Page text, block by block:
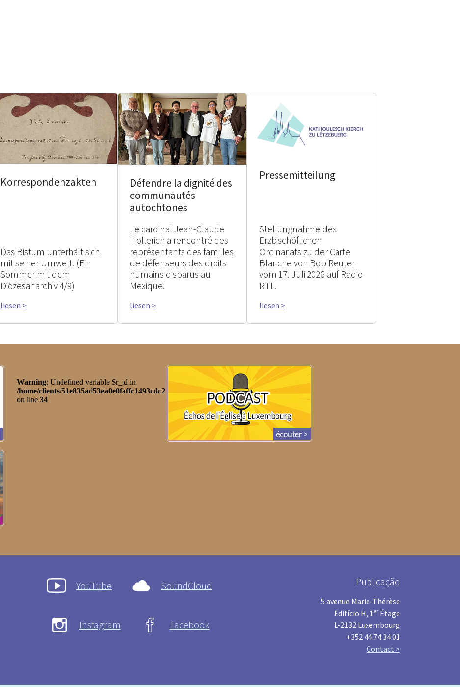
Korrespondenzakten
Das Bistum unterhält sich
mit seiner Umwelt. (Ein
Sommer mit dem
Diözesanarchiv 4/9)
liesen >
Défendre la dignité des
communautés
autochtones
Le cardinal Jean-Claude
Hollerich a rencontré des
représentants des familles
de défenseurs des droits
humains disparus au
Mexique.
liesen >
Pressemitteilung
Stellungnahme des
Erzbischöflichen
Ordinariats zu der Carte
Blanche von Bob Reuter
vom 17. Juli 2026 auf Radio
RTL.
liesen >
YouTube SoundCloud
Instagram Facebook
Publicação
5 avenue Marie-Thérèse
Edifício H, 1er Étage
L-2132 Luxembourg
+352 44 74 34 01
Contact >